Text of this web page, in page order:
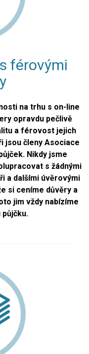
férovými
na trhu s on-line
opravdu pečlivě
a férovost jejich
jsou členy Asociace
Nikdy jsme
s žádnými
a dalšími úvěrovými
si ceníme důvěry a
jim vždy nabízíme